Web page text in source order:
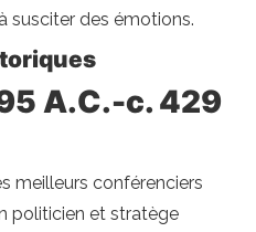
susciter des émotions.
A.C.-c. 429
meilleurs conférenciers
politicien et stratège